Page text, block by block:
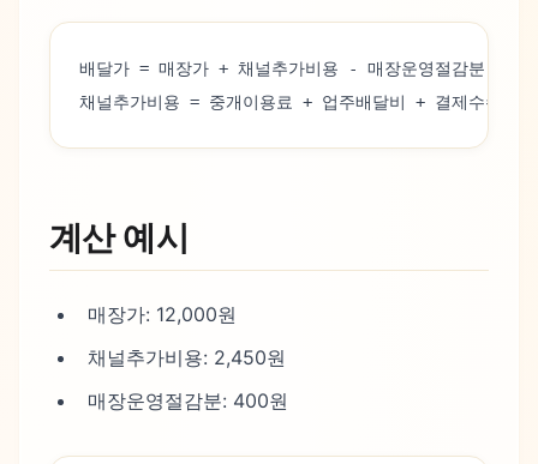
배달가 = 매장가 + 채널추가비용 - 매장운영절감분
채널추가비용 = 중개이용료 + 업주배달비 + 결제수수료
계산 예시
매장가: 12,000원
채널추가비용: 2,450원
매장운영절감분: 400원